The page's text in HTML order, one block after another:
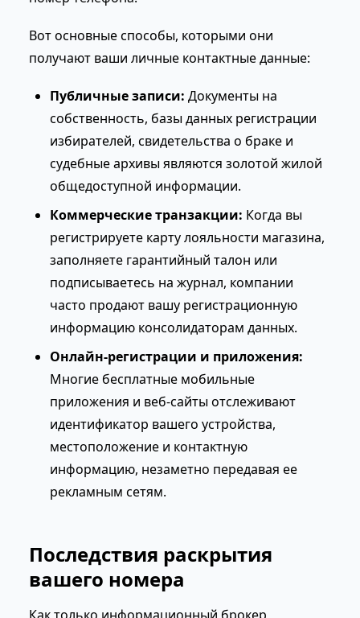
Вот основные способы, которыми они
получают ваши личные контактные данные:
Публичные записи: Документы на
собственность, базы данных регистрации
избирателей, свидетельства о браке и
судебные архивы являются золотой жилой
общедоступной информации.
Коммерческие транзакции: Когда вы
регистрируете карту лояльности магазина,
заполняете гарантийный талон или
подписываетесь на журнал, компании
часто продают вашу регистрационную
информацию консолидаторам данных.
Онлайн-регистрации и приложения:
Многие бесплатные мобильные
приложения и веб-сайты отслеживают
идентификатор вашего устройства,
местоположение и контактную
информацию, незаметно передавая ее
рекламным сетям.
Последствия раскрытия
вашего номера
Как только информационный брокер